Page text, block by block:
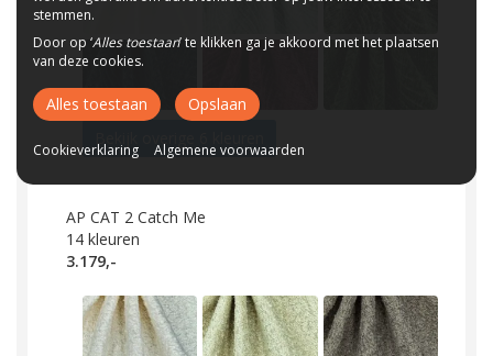
AP CAT 2 Catch Me
14 kleuren
3.179,-
stemmen.
Door op ‘Alles toestaan’ te klikken ga je akkoord met het plaatsen
van deze cookies.
Alles toestaan Opslaan
Cookieverklaring Algemene voorwaarden